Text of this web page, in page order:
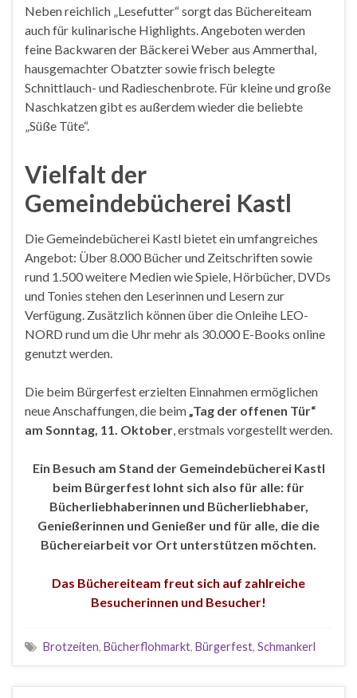
Neben reichlich „Lesefutter“ sorgt das Büchereiteam
auch für kulinarische Highlights. Angeboten werden
feine Backwaren der Bäckerei Weber aus Ammerthal,
hausgemachter Obatzter sowie frisch belegte
Schnittlauch- und Radieschenbrote. Für kleine und große
Naschkatzen gibt es außerdem wieder die beliebte
„Süße Tüte“.
Vielfalt der
Gemeindebücherei Kastl
Die Gemeindebücherei Kastl bietet ein umfangreiches
Angebot: Über 8.000 Bücher und Zeitschriften sowie
rund 1.500 weitere Medien wie Spiele, Hörbücher, DVDs
und Tonies stehen den Leserinnen und Lesern zur
Verfügung. Zusätzlich können über die Onleihe LEO-
NORD rund um die Uhr mehr als 30.000 E-Books online
genutzt werden.
Die beim Bürgerfest erzielten Einnahmen ermöglichen
neue Anschaffungen, die beim„Tag der offenen Tür“
am Sonntag, 11. Oktober, erstmals vorgestellt werden.
Ein Besuch am Stand der Gemeindebücherei Kastl
beim Bürgerfest lohnt sich also für alle: für
Bücherliebhaberinnen und Bücherliebhaber,
Genießerinnen und Genießer und für alle, die die
Büchereiarbeit vor Ort unterstützen möchten.
Das Büchereiteam freut sich auf zahlreiche
Besucherinnen und Besucher!
Brotzeiten, Bücherflohmarkt, Bürgerfest, Schmankerl